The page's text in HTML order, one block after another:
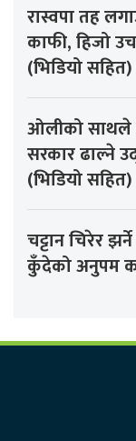
रास्वपा तह
काफी, हिजो
(भिडियो सहित)
ओलीको साथले
सरकार ढाल्ने
(भिडियो सहित)
चट्टान चिरेर
कुँदेको अनुपम